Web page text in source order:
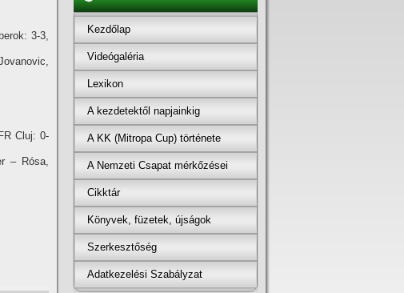
3-3,
Cluj: 0-
– Rósa,
Kezdőlap
Videógaléria
Lexikon
A kezdetektől napjainkig
A KK (Mitropa Cup) története
A Nemzeti Csapat mérkőzései
Cikktár
Könyvek, füzetek, újságok
Szerkesztőség
Adatkezelési Szabályzat